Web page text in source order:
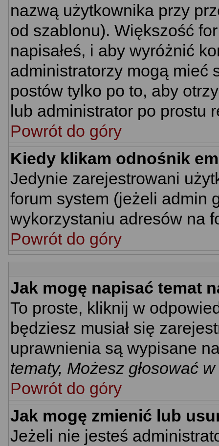
nazwą użytkownika przy
od szablonu). Większość
napisałeś, i aby wyróżnić
administratorzy mogą mieć
postów tylko po to, aby
lub administrator po prostu
Powrót do góry
Kiedy klikam odnośnik
Jedynie zarejestrowani
forum system (jeżeli admin
wykorzystaniu adresów na
Powrót do góry
Jak mogę napisać temat
To proste, kliknij w
będziesz musiał się
uprawnienia są wypisane
tematy, Możesz głosować
Powrót do góry
Jak mogę zmienić lub
Jeżeli nie jesteś